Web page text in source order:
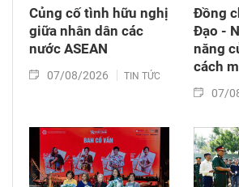
Củng cố tình hữu nghị
giữa nhân dân các
nước ASEAN
07/08/2026 TIN TỨC
Đồng
Đạo -
năng
cách
07/